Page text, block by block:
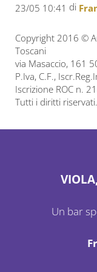
23/05 10:41 di
Copyright 2016 ©
Toscani
via Masaccio, 161
P.Iva, C.F.,
Iscrizione ROC n.
Tutti i diritti riservati.
Un bar